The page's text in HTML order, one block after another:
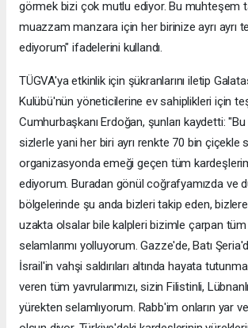
görmek bizi çok mutlu ediyor. Bu muhteşem
muazzam manzara için her birinize ayrı ayrı
ediyorum" ifadelerini kullandı.
TÜGVA'ya etkinlik için şükranlarını iletip
Kulübü'nün yöneticilerine ev sahiplikleri için
Cumhurbaşkanı Erdoğan, şunları kaydetti:
sizlerle yani her biri ayrı renkte 70 bin çiçekle
organizasyonda emeği geçen tüm
ediyorum. Buradan gönül coğrafyamızda ve
bölgelerinde şu anda bizleri takip eden,
uzakta olsalar bile kalpleri bizimle çarpan
selamlarımı yolluyorum. Gazze'de, Batı
İsrail'in vahşi saldırıları altında hayata
veren tüm yavrularımızı, sizin Filistinli,
yürekten selamlıyorum. Rabb'im onların yar ve